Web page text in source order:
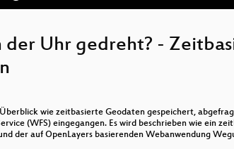
- Das Jahr 2021? Was lief schon?
Generation
Schulungen freier GIS-Software in
der Uhr gedreht? -
wie zeitbasierte Geodaten gespeichert,
(WFS) eingegangen. Es wird beschrieben wie ein
der auf OpenLayers basierenden Webanwendung